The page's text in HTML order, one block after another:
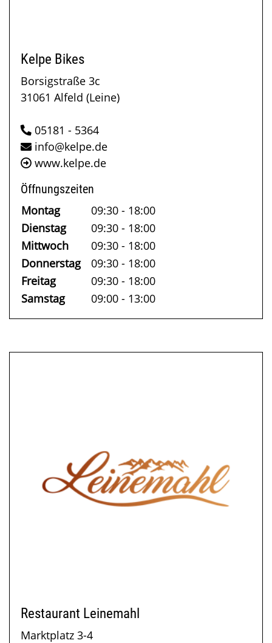
Kelpe Bikes
Borsigstraße 3c
31061 Alfeld (Leine)
05181 - 5364
info@kelpe.de
www.kelpe.de
Öffnungszeiten
Montag
09:30 - 18:00
Dienstag
09:30 - 18:00
Mittwoch
09:30 - 18:00
Donnerstag 09:30 - 18:00
Freitag
09:30 - 18:00
Samstag
09:00 - 13:00
Restaurant Leinemahl
Marktplatz 3-4